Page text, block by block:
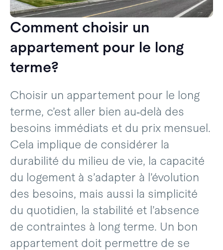
Comment choisir un
appartement pour le long
terme?
Choisir un appartement pour le long
terme, c’est aller bien au‑delà des
besoins immédiats et du prix mensuel.
Cela implique de considérer la
durabilité du milieu de vie, la capacité
du logement à s’adapter à l’évolution
des besoins, mais aussi la simplicité
du quotidien, la stabilité et l’absence
de contraintes à long terme. Un bon
appartement doit permettre de se